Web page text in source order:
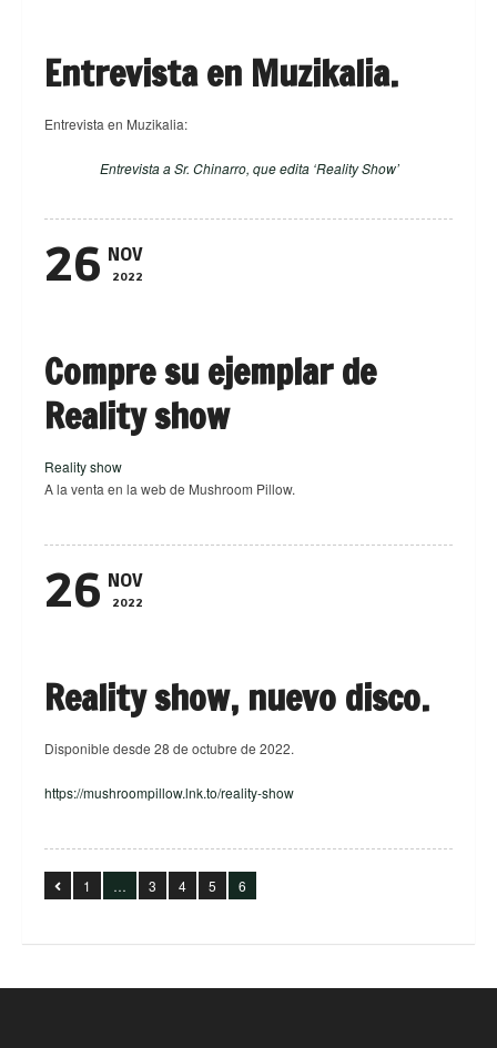
Entrevista en Muzikalia.
Entrevista en Muzikalia:
Entrevista a Sr. Chinarro, que edita ‘Reality Show’
26 NOV
2022
Compre su ejemplar de
Reality show
Reality show
A la venta en la web de Mushroom Pillow.
26 NOV
2022
Reality show, nuevo disco.
Disponible desde 28 de octubre de 2022.
https://mushroompillow.lnk.to/reality-show
1 … 3 4 5 6